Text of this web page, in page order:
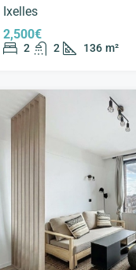
Ixelles
2,500€
2 2 136 m²